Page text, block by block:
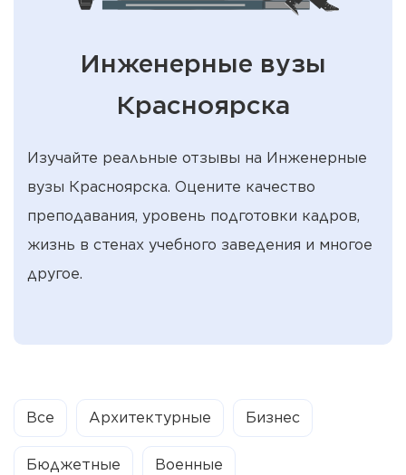
Инженерные вузы
Красноярска
Изучайте реальные отзывы на Инженерные
вузы Красноярска. Оцените качество
преподавания, уровень подготовки кадров,
жизнь в стенах учебного заведения и многое
другое.
Все Архитектурные Бизнес
Бюджетные Военные